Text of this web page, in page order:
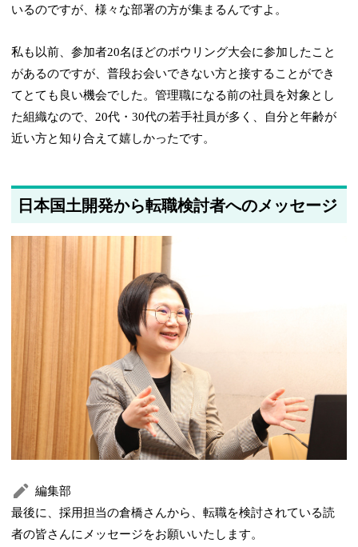
いるのですが、様々な部署の方が集まるんですよ。
私も以前、参加者20名ほどのボウリング大会に参加したこと
があるのですが、普段お会いできない方と接することができ
てとても良い機会でした。管理職になる前の社員を対象とし
た組織なので、20代・30代の若手社員が多く、自分と年齢が
近い方と知り合えて嬉しかったです。
日本国土開発から転職検討者へのメッセージ
編集部
最後に、採用担当の倉橋さんから、転職を検討されている読
者の皆さんにメッセージをお願いいたします。